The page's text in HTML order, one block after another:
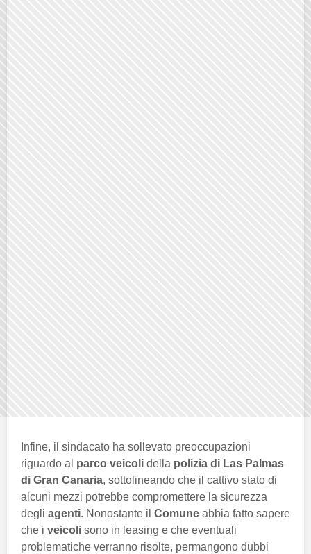
Infine, il sindacato ha sollevato preoccupazioni
riguardo al parco veicoli della polizia di Las Palmas
di Gran Canaria, sottolineando che il cattivo stato di
alcuni mezzi potrebbe compromettere la sicurezza
degli agenti. Nonostante il Comune abbia fatto sapere
che i veicoli sono in leasing e che eventuali
problematiche verranno risolte, permangono dubbi